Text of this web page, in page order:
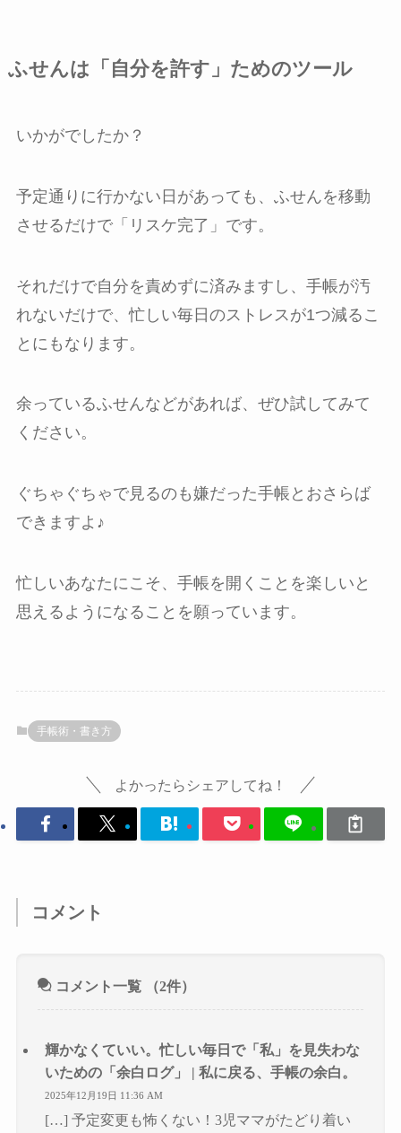
ふせんは「自分を許す」ためのツール
いかがでしたか？
予定通りに行かない日があっても、ふせんを移動
させるだけで「リスケ完了」です。
それだけで自分を責めずに済みますし、手帳が汚
れないだけで、忙しい毎日のストレスが1つ減るこ
とにもなります。
余っているふせんなどがあれば、ぜひ試してみて
ください。
ぐちゃぐちゃで見るのも嫌だった手帳とおさらば
できますよ♪
忙しいあなたにこそ、手帳を開くことを楽しいと
思えるようになることを願っています。
手帳術・書き方
よかったらシェアしてね！
コメント
コメント一覧 （2件）
輝かなくていい。忙しい毎日で「私」を見失わな
いための「余白ログ」 | 私に戻る、手帳の余白。
2025年12月19日 11:36 AM
[…] 予定変更も怖くない！3児ママがたどり着い